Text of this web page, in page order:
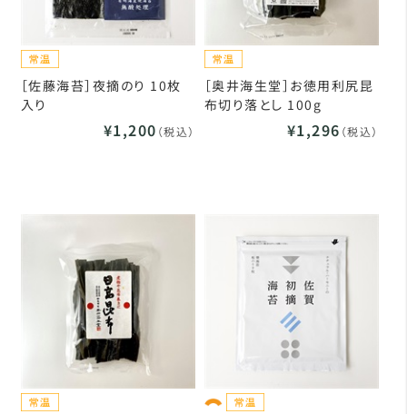
［佐藤海苔］夜摘のり 10枚
入り
¥1,200 （税込）
［奥井海生堂］お徳用利尻昆
布切り落とし 100g
¥1,296 （税込）